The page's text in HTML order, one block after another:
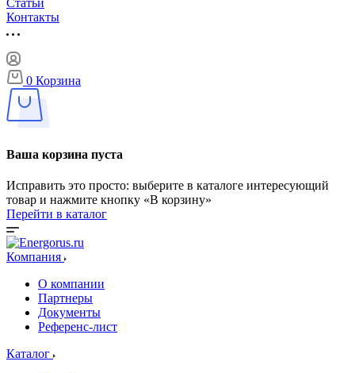
Контакты
0 Корзина
Ваша корзина пуста
Исправить это просто: выберите в каталоге интересующий
товар и нажмите кнопку «В корзину»
Перейти в каталог
Компания
О компании
Партнеры
Документы
Референс-лист
Каталог